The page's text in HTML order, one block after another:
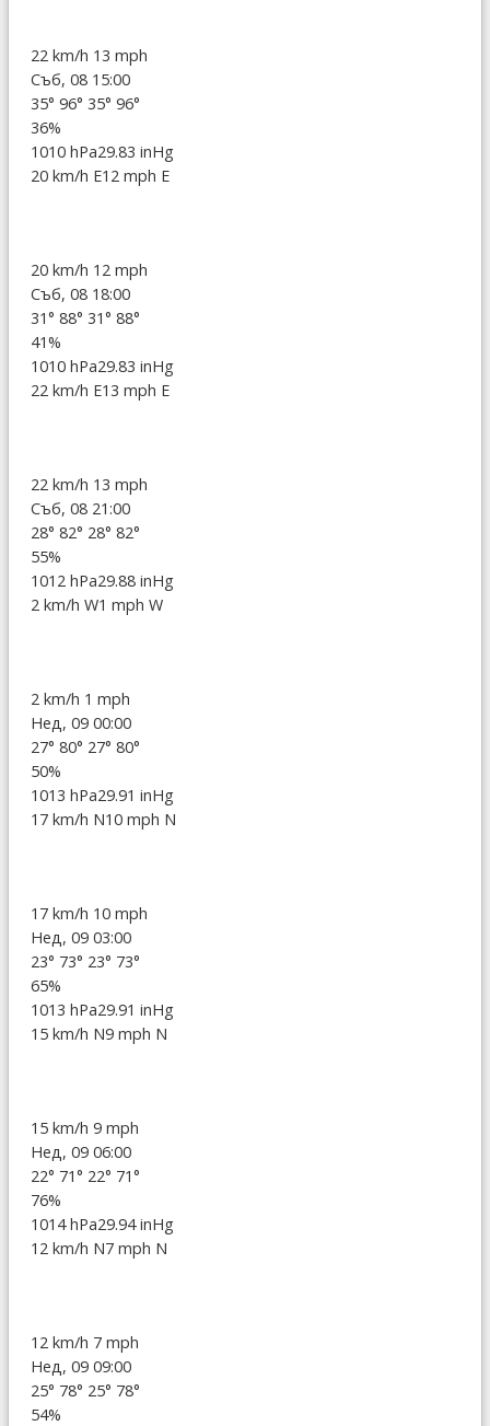
22 km/h 13 mph
Съб, 08 15:00
35° 96° 35° 96°
36%
1010 hPa29.83 inHg
20 km/h E12 mph E
20 km/h 12 mph
Съб, 08 18:00
31° 88° 31° 88°
41%
1010 hPa29.83 inHg
22 km/h E13 mph E
22 km/h 13 mph
Съб, 08 21:00
28° 82° 28° 82°
55%
1012 hPa29.88 inHg
2 km/h W1 mph W
2 km/h 1 mph
Нед, 09 00:00
27° 80° 27° 80°
50%
1013 hPa29.91 inHg
17 km/h N10 mph N
17 km/h 10 mph
Нед, 09 03:00
23° 73° 23° 73°
65%
1013 hPa29.91 inHg
15 km/h N9 mph N
15 km/h 9 mph
Нед, 09 06:00
22° 71° 22° 71°
76%
1014 hPa29.94 inHg
12 km/h N7 mph N
12 km/h 7 mph
Нед, 09 09:00
25° 78° 25° 78°
54%